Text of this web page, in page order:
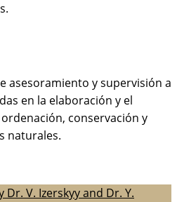
asesoramiento y supervisión a
en la elaboración y el
conservación y
naturales.